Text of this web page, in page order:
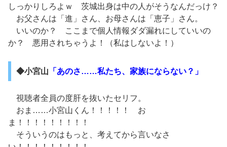
しっかりしろよｗ 茨城出身は中の人がそうなんだっけ？
お父さんは「進」さん、お母さんは「恵子」さん。
いいのか？ ここまで個人情報ダダ漏れにしていいの
か？ 悪用されちゃうよ！（私はしないよ！）
◆小宮山 「あのさ……私たち、家族にならない？」
視聴者全員の度肝を抜いたセリフ。
おま……小宮山くん！！！！！ お
ま！！！！！！！！！
そういうのはもっと、考えてから言いなさ